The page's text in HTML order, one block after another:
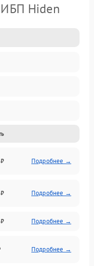
ИБП Hiden
Подробнее →
Подробнее →
Подробнее →
Подробнее →